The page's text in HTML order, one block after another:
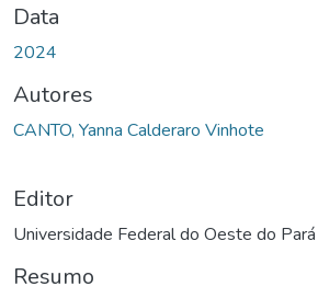
Data
2024
Autores
CANTO, Yanna Calderaro Vinhote
Editor
Universidade Federal do Oeste do Pará
Resumo